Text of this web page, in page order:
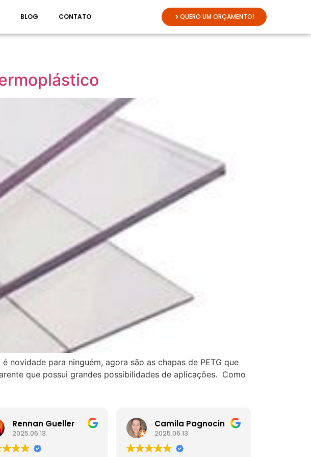
BLOG CONTATO QUERO UM ORÇAMENTO!
novidade para ninguém, agora são as chapas de PETG que
que possui grandes possibilidades de aplicações. Como
Rennan Gueller
2025.06.13.
Camila Pagnocin
2025.06.13.